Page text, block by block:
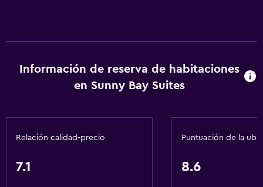
Internet
Servicios de lavandería/tintorería
Información de reserva de habitaciones
en Sunny Bay Suites
Relación calidad-precio
7.1
Puntuación de la
8.6